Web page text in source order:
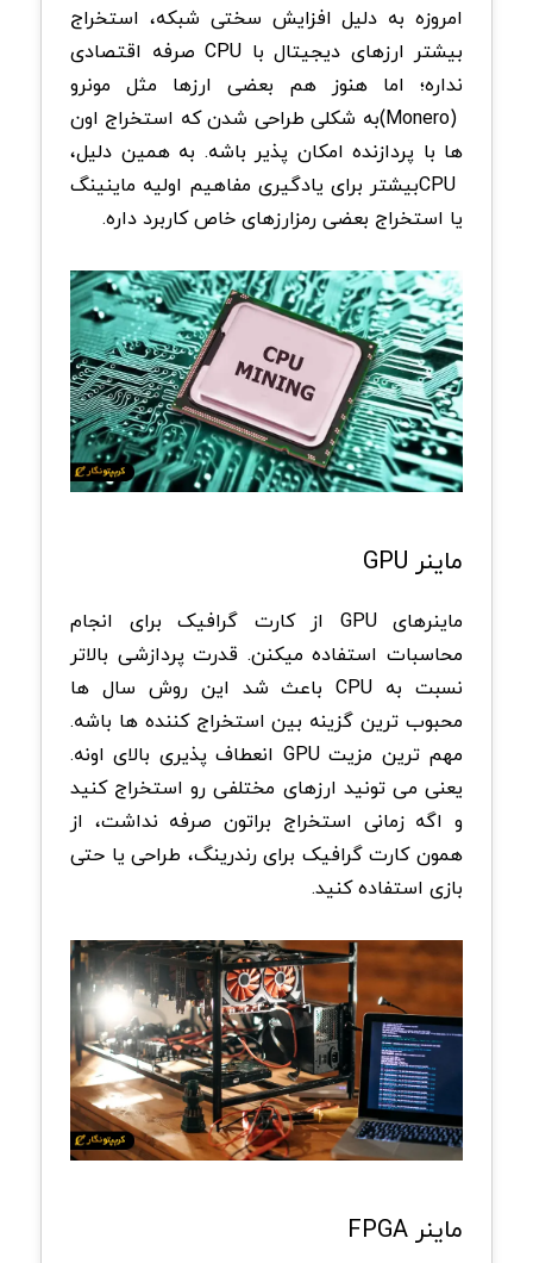
امروزه به دلیل افزایش سختی شبکه، استخراج
بیشتر ارزهای دیجیتال با CPU صرفه اقتصادی
نداره؛ اما هنوز هم بعضی ارزها مثل مونرو
(Monero)به شکلی طراحی شدن که استخراج اون
ها با پردازنده امکان پذیر باشه. به همین دلیل،
CPUبیشتر برای یادگیری مفاهیم اولیه ماینینگ
یا استخراج بعضی رمزارزهای خاص کاربرد داره.
ماینر GPU
ماینرهای GPU از کارت گرافیک برای انجام
محاسبات استفاده میکنن. قدرت پردازشی بالاتر
نسبت به CPU باعث شد این روش سال ها
محبوب ترین گزینه بین استخراج کننده ها باشه.
مهم ترین مزیتGPU انعطاف پذیری بالای اونه.
یعنی می تونید ارزهای مختلفی رو استخراج کنید
و اگه زمانی استخراج براتون صرفه نداشت، از
همون کارت گرافیک برای رندرینگ، طراحی یا حتی
بازی استفاده کنید.
ماینرFPGA